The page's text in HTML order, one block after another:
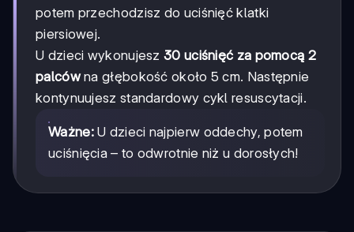
potem przechodzisz do uciśnięć klatki
piersiowej.
U dzieci wykonujesz 30 uciśnięć za pomocą 2
palcówna głębokość około 5 cm. Następnie
kontynuujesz standardowy cykl resuscytacji.
Ważne:U dzieci najpierw oddechy, potem
uciśnięcia – to odwrotnie niż u dorosłych!